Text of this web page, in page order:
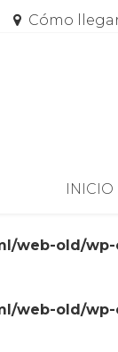
Cómo
INICIO
web-old/
web-old/